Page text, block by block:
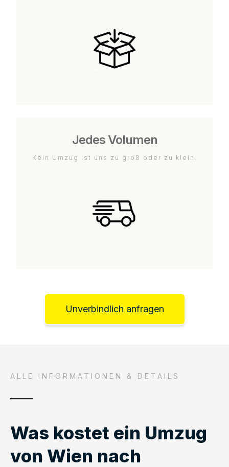
Jedes Volumen
Kein Umzug ist uns zu groß oder zu klein.
Unverbindlich anfragen
ALLE INFORMATIONEN & DETAILS
Was kostet ein Umzug
von Wien nach